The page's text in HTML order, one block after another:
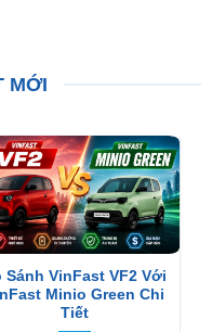
MỚI
Sánh VinFast VF2 Với
Minio Green Chi
Tiết